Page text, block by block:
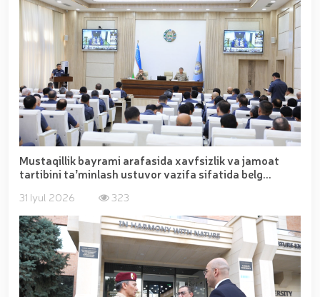
Mustaqillik bayrami arafasida xavfsizlik va jamoat
tartibini taʼminlash ustuvor vazifa sifatida belg...
31 Iyul 2026 323